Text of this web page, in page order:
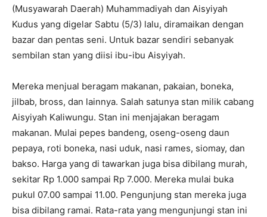
(Musyawarah Daerah) Muhammadiyah dan Aisyiyah
Kudus yang digelar Sabtu (5/3) lalu, diramaikan dengan
bazar dan pentas seni. Untuk bazar sendiri sebanyak
sembilan stan yang diisi ibu-ibu Aisyiyah.
Mereka menjual beragam makanan, pakaian, boneka,
jilbab, bross, dan lainnya. Salah satunya stan milik cabang
Aisyiyah Kaliwungu. Stan ini menjajakan beragam
makanan. Mulai pepes bandeng, oseng-oseng daun
pepaya, roti boneka, nasi uduk, nasi rames, siomay, dan
bakso. Harga yang di tawarkan juga bisa dibilang murah,
sekitar Rp 1.000 sampai Rp 7.000. Mereka mulai buka
pukul 07.00 sampai 11.00. Pengunjung stan mereka juga
bisa dibilang ramai. Rata-rata yang mengunjungi stan ini